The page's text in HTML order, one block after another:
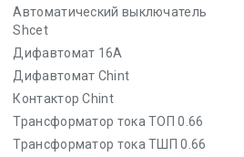
Автоматический выключатель
Shcet
Дифавтомат 16А
Дифавтомат Chint
Контактор Chint
Трансформатор тока ТОП 0.66
Трансформатор тока ТШП 0.66